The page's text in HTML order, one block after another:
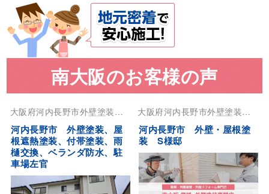
南大阪のお客様の声
大阪府河内長野市外壁塗装 屋
根塗装
河内長野市 外壁塗装、屋
根遮熱塗装、付帯塗装、雨
樋交換、ベランダ防水、駐
車場左官
大阪府河内長野市外壁塗装屋
根塗装
河内長野市 外壁・屋根塗
装 S様邸